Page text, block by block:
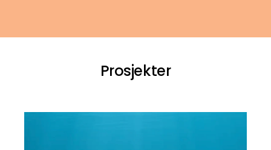
Prosjekter